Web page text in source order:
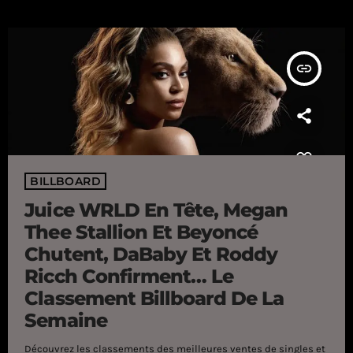
insert_link
BILLBOARD
Juice WRLD En Tête, Megan
Thee Stallion Et Beyoncé
Chutent, DaBaby Et Roddy
Ricch Confirment… Le
Classement Billboard De La
Semaine
Découvrez les classements des meilleures ventes de singles et